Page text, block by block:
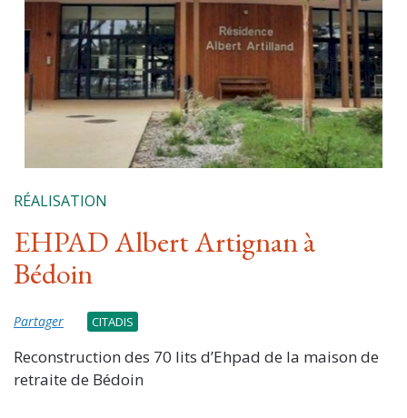
RÉALISATION
EHPAD Albert Artignan à
Bédoin
Partager CITADIS
Reconstruction des 70 lits d’Ehpad de la maison de
retraite de Bédoin